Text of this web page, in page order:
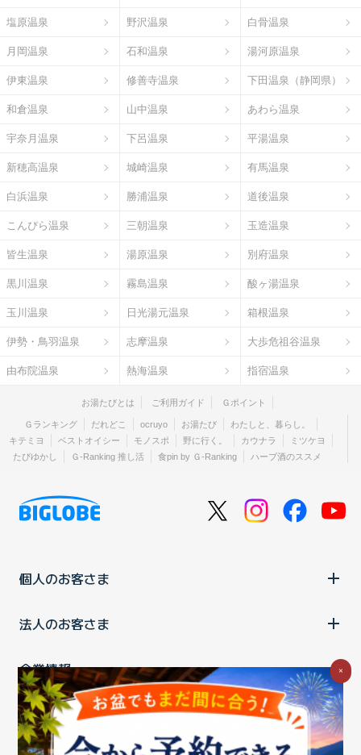
塩原温泉 野沢温泉 白骨温泉
月岡温泉 石和温泉 湯河原温泉
伊東温泉 修善寺温泉 下田温泉（静岡県）
和倉温泉 山中温泉 あわら温泉
宇奈月温泉 下呂温泉 平湯温泉
新穂高温泉 城崎温泉 有馬温泉
白浜温泉 勝浦温泉 道後温泉
こんぴら温泉 三朝温泉 玉造温泉
皆生温泉 湯原温泉 別府温泉
黒川温泉 霧島温泉 酸ヶ湯温泉
玉川温泉 日光湯元温泉 箱根温泉
伊勢・鳥羽温泉 志摩温泉 大歩危祖谷温泉
由布院温泉 熱海温泉 指宿温泉
お湯たびとは ご利用ガイド Ｇポイント
Ｇランキング だれどこ ocruyo お湯たび
わたしと、暮らし。
キテミヨ
ベストオイシー モノスポ 野に行く。 カウナラ
ミツケヨ
たびゆかし
Ｇ-Ranking 推し活 食pin by Ｇ-Ranking ハーブ酒のススメ
個人のお客さま
法人のお客さま
企業情報
ご利用中の方
×